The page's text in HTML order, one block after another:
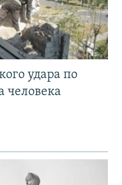
удара по
человека